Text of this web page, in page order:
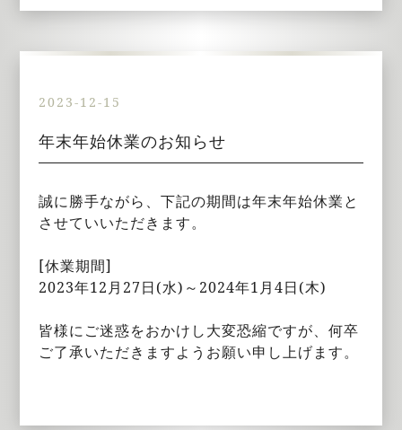
2023-12-15
年末年始休業のお知らせ
誠に勝手ながら、下記の期間は年末年始休業と
させていいただきます。
[休業期間]
2023年12月27日(水)～2024年1月4日(木)
皆様にご迷惑をおかけし大変恐縮ですが、何卒
ご了承いただきますようお願い申し上げます。